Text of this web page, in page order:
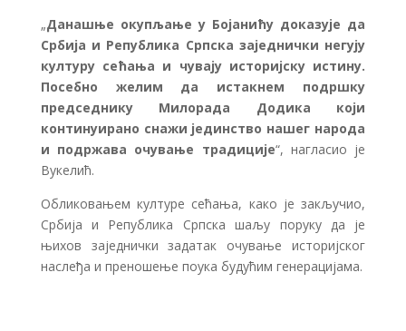
„Данашње окупљање у Бојанићу доказује да
Србија и Република Српска заједнички негују
културу сећања и чувају историјску истину.
Посебно желим да истакнем подршку
председнику Милорада Додика који
континуирано снажи јединство нашег народа
и подржава очување традиције“, нагласио је
Вукелић.
Обликовањем културе сећања, како је закључио,
Србија и Република Српска шаљу поруку да је
њихов заједнички задатак очување историјског
наслеђа и преношење поука будућим генерацијама.